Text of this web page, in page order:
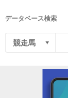
データベース検索